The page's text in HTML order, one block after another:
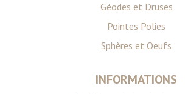
Géodes et Druses
Pointes Polies
Sphères et Oeufs
INFORMATIONS